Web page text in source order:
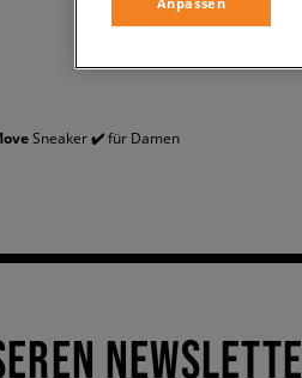
Sneaker✔️für Damen